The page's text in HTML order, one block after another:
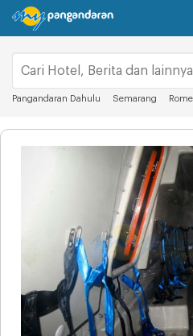
Pangandaran Dahulu Semarang